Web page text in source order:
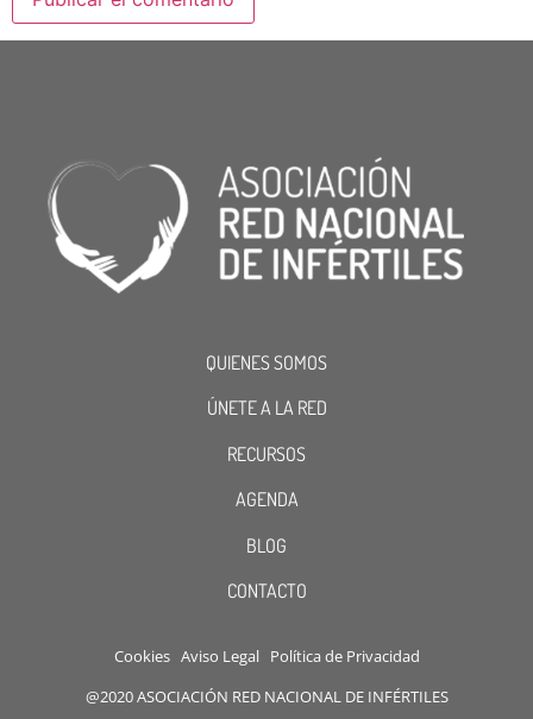
QUIENES SOMOS
ÚNETE A LA RED
RECURSOS
AGENDA
BLOG
CONTACTO
Cookies Aviso Legal Política de Privacidad
@2020 ASOCIACIÓN RED NACIONAL DE INFÉRTILES